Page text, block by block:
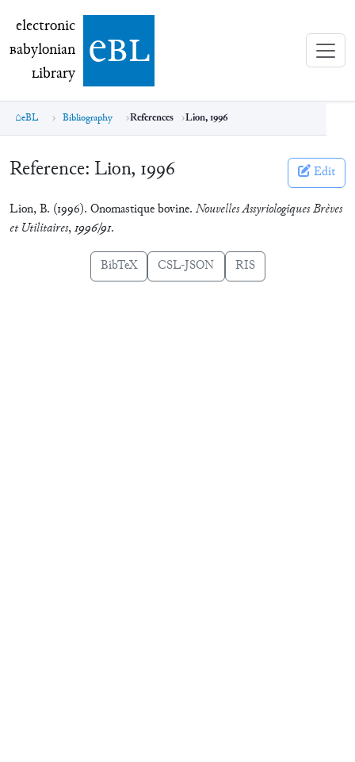
electronic Babylonian Library (eBL)
electronic
Babylonian
Library ebl
eBL Bibliography References Lion, 1996
Reference: Lion, 1996 Edit
Lion, B. (1996). Onomastique bovine. Nouvelles Assyriologiques Brèves
et Utilitaires,1996/91.
BibTeX CSL-JSON RIS